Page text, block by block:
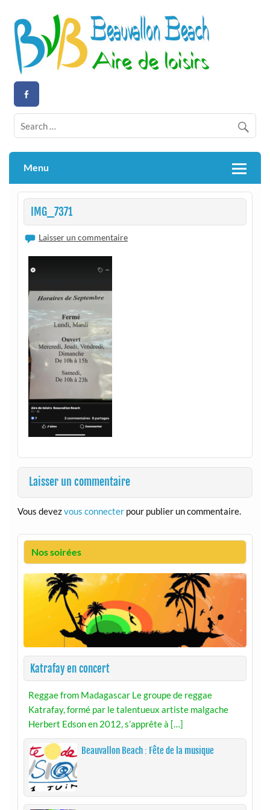
content
Beauvallon Beach
Aire de loisirs activités nautiques
Menu
IMG_7371
Laisser un commentaire
Laisser un commentaire
Vous devezvous connecterpour publier un commentaire.
Nos soirées
Katrafay en concert
Reggae from Madagascar Le groupe de reggae
Katrafay, formé par le talentueux artiste malgache
Herbert Edson en 2012, s’apprête à […]
Beauvallon Beach : Fête de la musique